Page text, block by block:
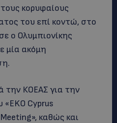
κορυφαίους
του επί κοντώ, στο
ο Ολυμπιονίκης
μία ακόμη
την ΚΟΕΑΣ για την
Cyprus
καθώς και